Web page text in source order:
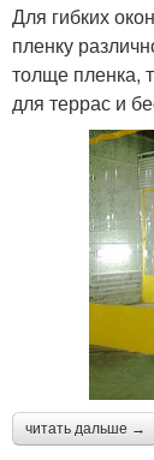
Для гибких
пленку
толще пленка,
для террас и
читать дальше →